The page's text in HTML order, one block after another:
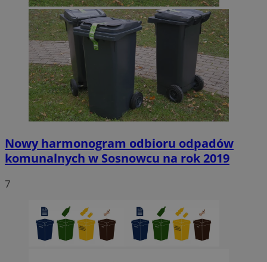
Nowy harmonogram odbioru odpadów
komunalnych w Sosnowcu na rok 2019
7